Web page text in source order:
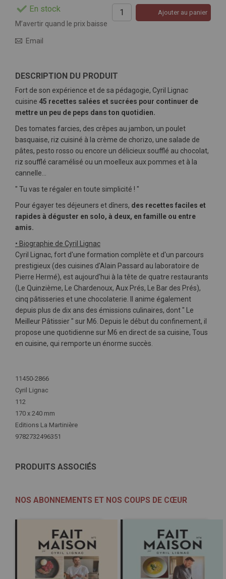
En stock Ajouter au panier
M’avertir quand le prix baisse
Email
DESCRIPTION DU PRODUIT
Fort de son expérience et de sa pédagogie, Cyril Lignac
cuisine 45 recettes salées et sucrées pour continuer de
mettre un peu de peps dans ton quotidien.
Des tomates farcies, des crêpes au jambon, un poulet
basquaise, riz cuisiné à la crème de chorizo, une salade de
pâtes, pesto rosso ou encore un délicieux soufflé au chocolat,
riz soufflé caramélisé ou un moelleux aux pommes et à la
cannelle...
" Tu vas te régaler en toute simplicité ! "
Pour égayer tes déjeuners et dîners, des recettes faciles et
rapides à déguster en solo, à deux, en famille ou entre
amis.
• Biographie de Cyril Lignac
Cyril Lignac, fort d'une formation complète et d'un parcours
prestigieux (des cuisines d'Alain Passard au laboratoire de
Pierre Hermé), est aujourd'hui à la tête de quatre restaurants
(Le Quinzième, Le Chardenoux, Aux Prés, Le Bar des Prés),
cinq pâtisseries et une chocolaterie. Il anime également
depuis plus de dix ans des émissions culinaires, dont " Le
Meilleur Pâtissier " sur M6. Depuis le début du confinement, il
propose une quotidienne sur M6 en direct de sa cuisine, Tous
en cuisine, qui remporte un énorme succès.
Plus
d'infos
11450-2866
Cyril Lignac
112
170 x 240 mm
Editions La Martinière
9782732496351
PRODUITS ASSOCIÉS
NOS ABONNEMENTS ET NOS COUPS DE CŒUR